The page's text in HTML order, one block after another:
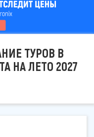
ТУРОВ В
НА ЛЕТО 2027